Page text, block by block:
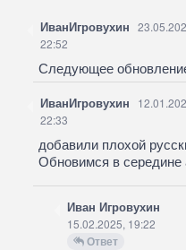
ИванИгровухин
22:52
Следующее
ИванИгровухин
22:33
добавили плохой
Обновимся в середине
Иван Игровухин
15.02.2025, 19:22
Ответ